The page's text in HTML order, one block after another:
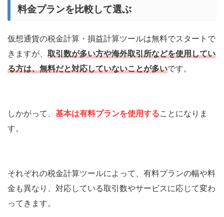
料金プランを比較して選ぶ
仮想通貨の税金計算・損益計算ツールは無料でスタートで
きますが、 取引数が多い方や海外取引所などを使用してい
る方は、無料だと対応していないことが多いです。
しかがって、 基本は有料プランを使用することになりま
す。
それぞれの税金計算ツールによって、有料プランの幅や料
金も異なり、対応している取引数やサービスに応じて変わ
ってきます。